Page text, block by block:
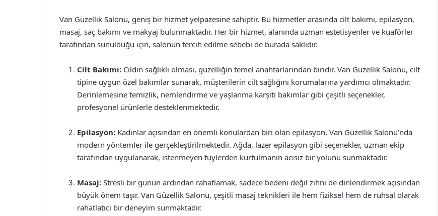
Van Güzellik Salonu, geniş bir hizmet yelpazesine sahiptir. Bu hizmetler arasında cilt bakımı, epilasyon,
masaj, saç bakımı ve makyaj bulunmaktadır. Her bir hizmet, alanında uzman estetisyenler ve kuaförler
tarafından sunulduğu için, salonun tercih edilme sebebi de burada saklıdır.
Cilt Bakımı: Cildin sağlıklı olması, güzelliğin temel anahtarlarından biridir. Van Güzellik Salonu, cilt
tipine uygun özel bakımlar sunarak, müşterilerin cilt sağlığını korumalarına yardımcı olmaktadır.
Derinlemesine temizlik, nemlendirme ve yaşlanma karşıtı bakımlar gibi çeşitli seçenekler,
profesyonel ürünlerle desteklenmektedir.
Epilasyon: Kadınlar açısından en önemli konulardan biri olan epilasyon, Van Güzellik Salonu’nda
modern yöntemler ile gerçekleştirilmektedir. Ağda, lazer epilasyon gibi seçenekler, uzman ekip
tarafından uygulanarak, istenmeyen tüylerden kurtulmanın acısız bir yolunu sunmaktadır.
Masaj: Stresli bir günün ardından rahatlamak, sadece bedeni değil zihni de dinlendirmek açısından
büyük önem taşır. Van Güzellik Salonu, çeşitli masaj teknikleri ile hem fiziksel hem de ruhsal olarak
rahatlatıcı bir deneyim sunmaktadır.